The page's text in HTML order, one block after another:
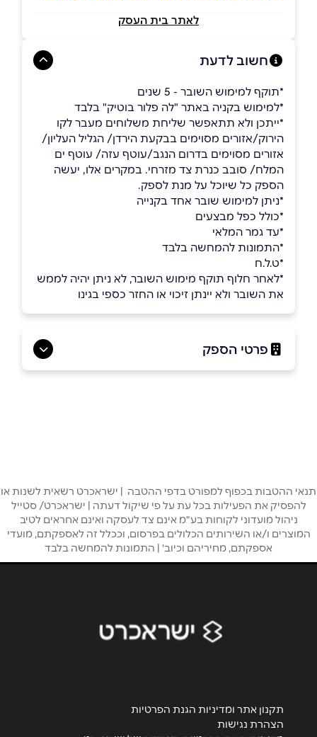
לאתר בית העסק
חשוב לדעת
*תוקף למימוש השובר - 5 שנים
*למימוש בקניה באתר "לה פלור בוטיק" בלבד
*ייתכן ולא תתאפשר שליחת משלוחים מעבר לקו
הירוק/אזורים מסוימים בבקעת הירדן/ הגליל העליון/
אזורים מסוימים בדרום הנגב/עוטף עזה/ עוטף ים
המלח/ סובב כנרת צד מזרחי. במקרים אלו, יעשה
הספק כל שיוכל על מנת לספק.
*ניתן למימוש שובר אחד בקנייה
*כולל כפל מבצעים
*עד גמר המלאי
*התמונות להמחשה בלבד
*ט.ל.ח
*לאחר חלוף תוקף מימוש השובר, לא ניתן יהיה לממש
את השובר ולא יינתן זיכוי או החזר כספי בגינו
פרטי הספק
טלפון*
אימייל*
אנא חזרו אלי בקשר ל...
תנאי ההטבות בכפוף למפורט בדפי ההטבה | ישראכרט רשאית לשנות או
להפסיק את הפעילות בכל עת על פי שיקול דעתה | ישראכרט/ סטייל
ניהול מועדוני לקוחות בע"מ אינם צד לעסקה ואינם אחראים לטיב
המוצרים ו/או השירותים הכלולים בפרסום, וככלל זה לאספקתם, מועדי
אספקתם, מחיריהם וכיוב' | התמונות להמחשה בלבד
תקנון אתר ומדיניות הגנת הפרטיות
הצהרת נגישות